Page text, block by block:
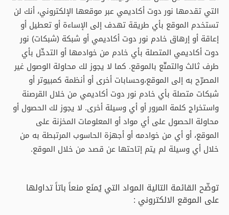
التي تقدمها نور دوت أكاديمي عبر موقعها الإلكتروني، أنك لن
تستخدم الموقع بأي طريقة تهدف إلى الإساءة أو تعطيل أو
إعاقة أو إرهاق خادم نور دوت أكاديمي أو شبكة (شبكات) نور
دوت أكاديمي المتصلة بأي خادم من خوادمها أو التدخّل بأي
طرف ثالث والتمتّع بالموقع. كما لا يجوز لك محاولة الوصول غير
المصرّح به إلى الموقع،وحسابات أخرى أو أنظمة كمبيوتر أو
شبكات متصلة بأي خادم نور دوت أكاديمي من خلال القرصنة
واستخراج كلمة المرور أو أي وسيلة أخرى. لا يجوز لك الحصول أو
محاولة الحصول على أي مواد أو المعلومات المخزنة على
الموقع، أو أي من خوادمه أو أجهزة الحاسوب المرتبطة به من
خلال أي وسيلة لم يتم إتاحتها عن قصد من خلال الموقع.
توضّح القائمة التالية المواد التي يُمنَع منعاً باتاً تداولها
على الموقع الالكتروني :